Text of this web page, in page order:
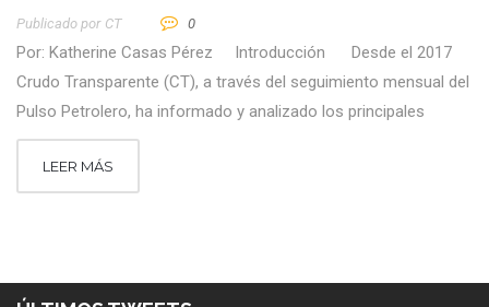
Publicado por CT 0
Por: Katherine Casas Pérez Introducción Desde el 2017
Crudo Transparente (CT), a través del seguimiento mensual del
Pulso Petrolero, ha informado y analizado los principales
LEER MÁS